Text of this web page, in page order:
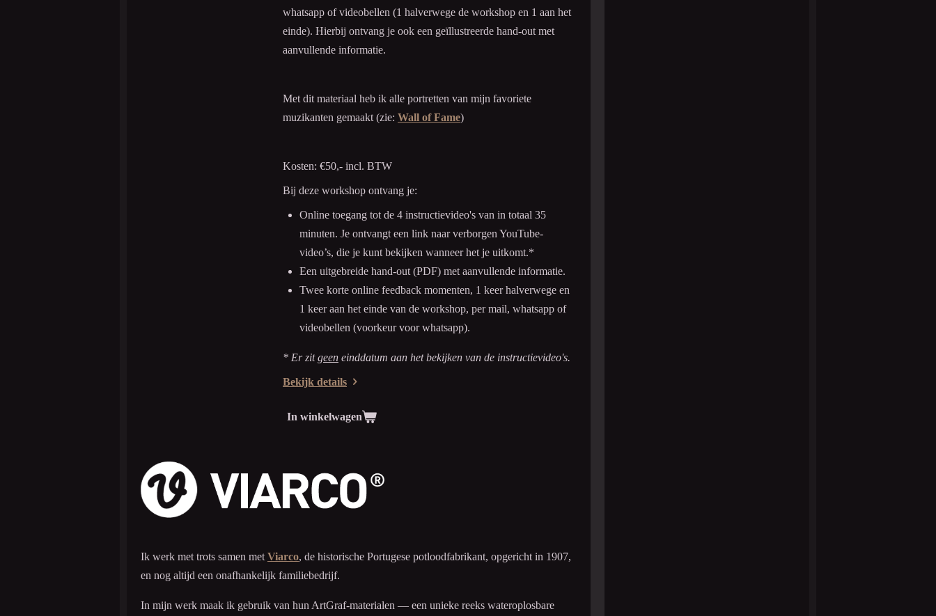
whatsapp of videobellen (1 halverwege de workshop en 1 aan het
einde). Hierbij ontvang je ook een geïllustreerde hand-out met
aanvullende informatie.
Met dit materiaal heb ik alle portretten van mijn favoriete
muzikanten gemaakt (zie: Wall of Fame)
Kosten: €50,- incl. BTW
Bij deze workshop ontvang je:
Online toegang tot de 4 instructievideo's van in totaal 35
minuten. Je ontvangt een link naar verborgen YouTube-
video’s, die je kunt bekijken wanneer het je uitkomt.*
Een uitgebreide hand-out (PDF) met aanvullende informatie.
Twee korte online feedback momenten, 1 keer halverwege en
1 keer aan het einde van de workshop, per mail, whatsapp of
videobellen (voorkeur voor whatsapp).
* Er zitgeen einddatum aan het bekijken van de instructievideo's.
Bekijk details
In winkelwagen
Ik werk met trots samen met Viarco, de historische Portugese potloodfabrikant, opgericht in 1907,
en nog altijd een onafhankelijk familiebedrijf.
In mijn werk maak ik gebruik van hun ArtGraf-materialen — een unieke reeks wateroplosbare